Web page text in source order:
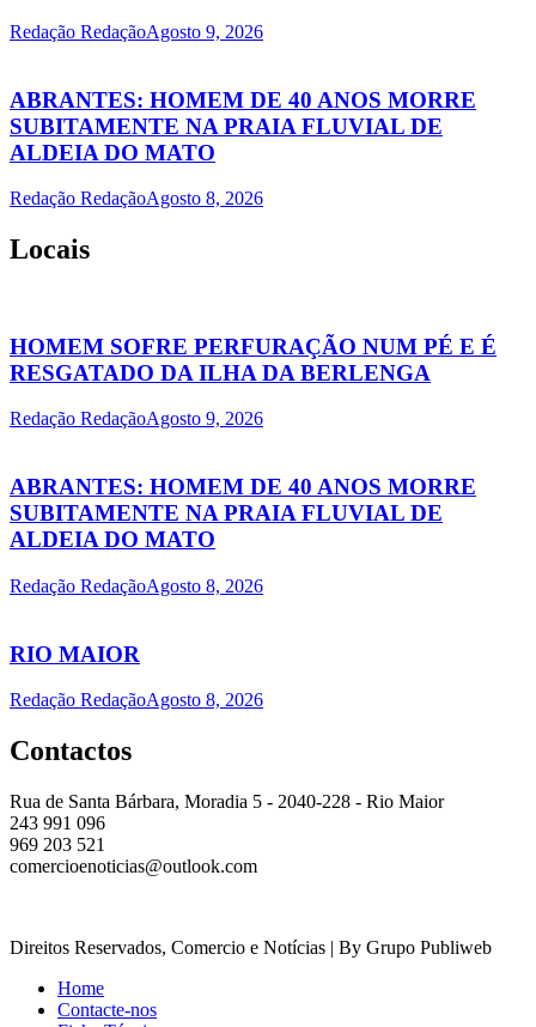
Redação RedaçãoAgosto 9, 2026
ABRANTES: HOMEM DE 40 ANOS MORRE
SUBITAMENTE NA PRAIA FLUVIAL DE
ALDEIA DO MATO
Redação RedaçãoAgosto 8, 2026
Locais
HOMEM SOFRE PERFURAÇÃO NUM PÉ E É
RESGATADO DA ILHA DA BERLENGA
Redação RedaçãoAgosto 9, 2026
ABRANTES: HOMEM DE 40 ANOS MORRE
SUBITAMENTE NA PRAIA FLUVIAL DE
ALDEIA DO MATO
Redação RedaçãoAgosto 8, 2026
RIO MAIOR
Redação RedaçãoAgosto 8, 2026
Contactos
Rua de Santa Bárbara, Moradia 5 - 2040-228 - Rio Maior
243 991 096
969 203 521
comercioenoticias@outlook.com
Direitos Reservados, Comercio e Notícias | By Grupo Publiweb
Home
Contacte-nos